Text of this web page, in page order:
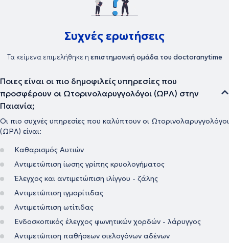
Συχνές ερωτήσεις
Τα κείμενα επιμελήθηκε η επιστημονική ομάδα του doctoranytime
Ποιες είναι οι πιο δημοφιλείς υπηρεσίες που
προσφέρουν οι Ωτορινολαρυγγολόγοι (ΩΡΛ) στην
Παιανία;
Οι πιο συχνές υπηρεσίες που καλύπτουν οι Ωτορινολαρυγγολόγοι
(ΩΡΛ) είναι:
Καθαρισμός Αυτιών
Αντιμετώπιση ίωσης γρίπης κρυολογήματος
Έλεγχος και αντιμετώπιση ιλίγγου - ζάλης
Αντιμετώπιση ιγμορίτιδας
Αντιμετώπιση ωτίτιδας
Ενδοσκοπικός έλεγχος φωνητικών χορδών - λάρυγγος
Αντιμετώπιση παθήσεων σιελογόνων αδένων